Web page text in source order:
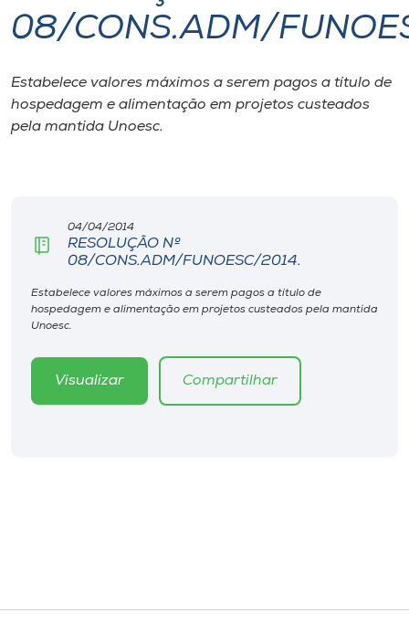
I.nova
Diplomados
Biblioteca
Editora
Rádio
08/CONS.ADM/
Estabelece valores máximos a serem pagos a título de
hospedagem e alimentação em projetos custeados
pela mantida Unoesc.
04/04/2014
RESOLUÇÃO Nº
08/CONS.ADM/FUNOESC/2014.
Estabelece valores máximos a serem pagos a título de
hospedagem e alimentação em projetos custeados pela mantida
Unoesc.
Visualizar Compartilhar